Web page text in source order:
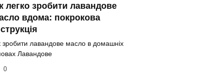
легко зробити лавандове
вдома: покрокова
зробити лавандове масло в домашніх
Лавандове
0